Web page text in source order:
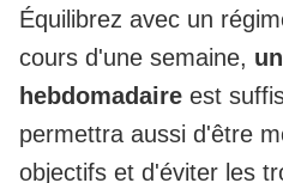
Équilibrez avec un
cours d'une semaine,
hebdomadaire est
permettra aussi d'être
objectifs et d'éviter les